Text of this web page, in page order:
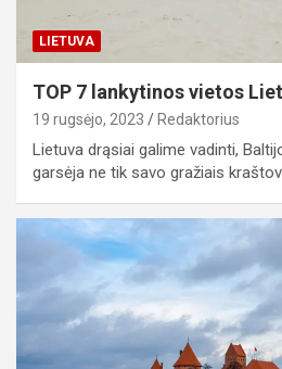
LIETUVA
TOP 7 lankytinos vietos
19 rugsėjo, 2023 Redaktorius
Lietuva drąsiai galime vadinti,
garsėja ne tik savo gražiais